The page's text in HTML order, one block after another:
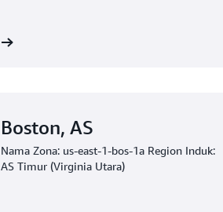
Boston, AS
Nama Zona: us-east-1-bos-1a Region Induk:
AS Timur (Virginia Utara)